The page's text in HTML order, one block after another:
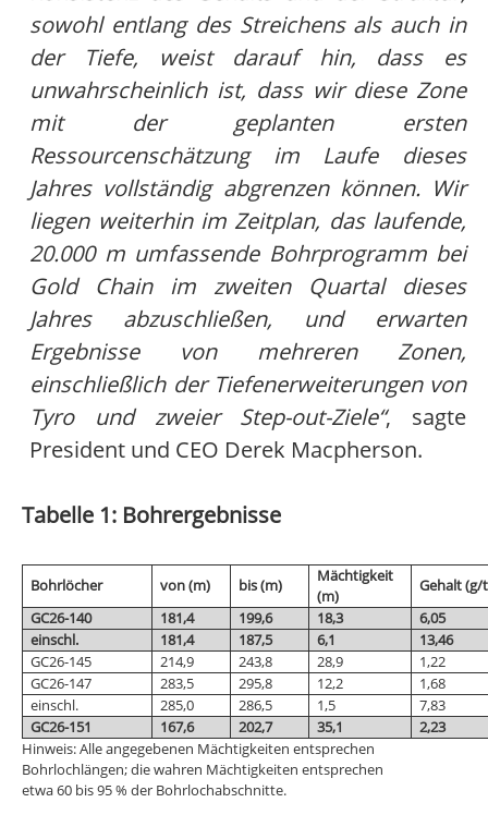
sowohl entlang des Streichens als auch in
der Tiefe, weist darauf hin, dass es
unwahrscheinlich ist, dass wir diese Zone
mit der geplanten ersten
Ressourcenschätzung im Laufe dieses
Jahres vollständig abgrenzen können. Wir
liegen weiterhin im Zeitplan, das laufende,
20.000 m umfassende Bohrprogramm bei
Gold Chain im zweiten Quartal dieses
Jahres abzuschließen, und erwarten
Ergebnisse von mehreren Zonen,
einschließlich der Tiefenerweiterungen von
Tyro und zweier Step-out-Ziele“, sagte
President und CEO Derek Macpherson.
Tabelle 1: Bohrergebnisse
Bohrlöcher von (m) bis (m)
Mächtigkeit
(m)
Gehalt (g/
GC26-140
181,4 199,6 18,3
6,05
einschl.
181,4 187,5 6,1
13,46
GC26-145
214,9 243,8 28,9
1,22
GC26-147
283,5 295,8 12,2
1,68
einschl.
285,0 286,5 1,5
7,83
GC26-151
167,6 202,7 35,1
2,23
Hinweis: Alle angegebenen Mächtigkeiten entsprechen
Bohrlochlängen; die wahren Mächtigkeiten entsprechen
etwa 60 bis 95 % der Bohrlochabschnitte.